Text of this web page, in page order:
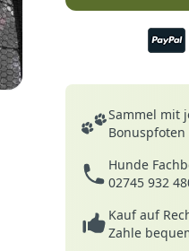
Deine Vorteile
Sammel mit
Hunde
02745 932
Kauf auf
Zahle